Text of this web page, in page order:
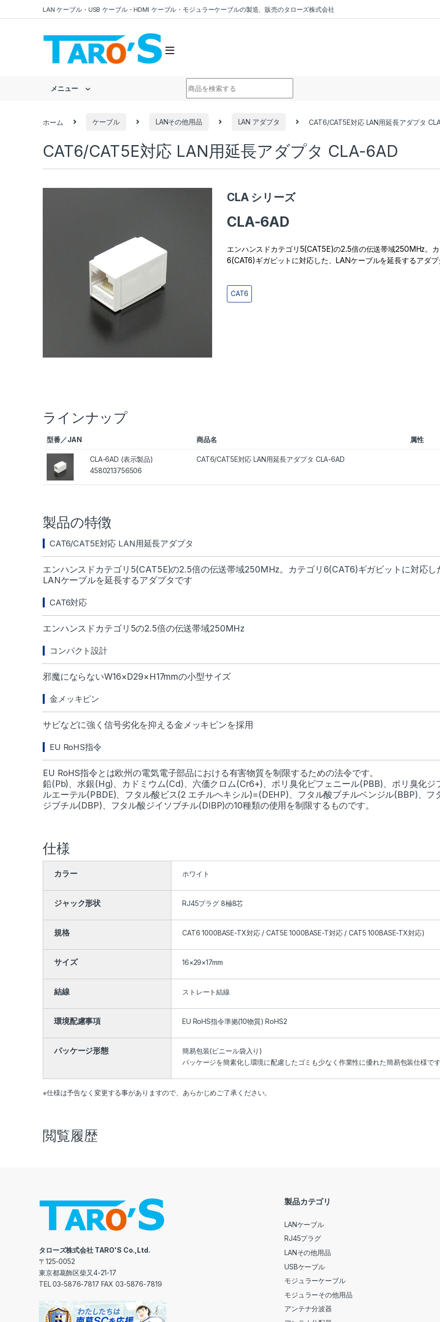
LAN ケーブル・USB ケーブル・HDMI ケーブル・モジュラーケーブルの製造、販売のタローズ株式会社
メニュー
ホーム ケーブル LANその他用品 LAN アダプタ CAT6/CAT5E対応 LAN用延長アダプタ
CAT6/CAT5E対応 LAN用延長アダプタ CLA-6AD
CLA シリーズ
CLA-6AD
エンハンスドカテゴリ5(CAT5E)の2.5倍の伝送帯域250MHz。
6(CAT6)ギガビットに対応した、LANケーブルを延長するアダプ
CAT6
ラインナップ
型番／JAN 商品名 属性
CLA-6AD (表示製品)
4580213756506
CAT6/CAT5E対応 LAN用延長アダプタ CLA-6AD
製品の特徴
CAT6/CAT5E対応 LAN用延長アダプタ
エンハンスドカテゴリ5(CAT5E)の2.5倍の伝送帯域250MHz。カテゴリ6(CAT6)ギガビットに対応し
LANケーブルを延長するアダプタです
CAT6対応
エンハンスドカテゴリ5の2.5倍の伝送帯域250MHz
コンパクト設計
邪魔にならないW16×D29×H17mmの小型サイズ
金メッキピン
サビなどに強く信号劣化を抑える金メッキピンを採用
EU RoHS指令
EU RoHS指令とは欧州の電気電子部品における有害物質を制限するための法令です。
鉛(Pb)、水銀(Hg)、カドミウム(Cd)、六価クロム(Cr6+)、ポリ臭化ビフェニール(PBB)、ポリ臭化ジ
ルエーテル(PBDE)、フタル酸ビス(2 エチルヘキシル)=(DEHP)、フタル酸ブチルベンジル(BBP)、フ
ジブチル(DBP)、フタル酸ジイソブチル(DIBP)の10種類の使用を制限するものです。
仕様
カラー ホワイト
ジャック形状 RJ45プラグ 8極8芯
規格 CAT6 1000BASE-TX対応 / CAT5E 1000BASE-T対応 / CAT5 100BASE-TX対応)
サイズ 16×29×17mm
結線 ストレート結線
環境配慮事項 EU RoHS指令準拠(10物質) RoHS2
パッケージ形態
簡易包装(ビニール袋入り)
パッケージを簡素化し環境に配慮したゴミも少なく作業性に優れた簡易包装仕様で
※仕様は予告なく変更する事がありますので、あらかじめご了承ください。
閲覧履歴
タローズ株式会社 TARO'S Co.,Ltd.
〒125-0052
東京都葛飾区柴又4-21-17
TEL 03-5876-7817 FAX 03-5876-7819
製品カテゴリ
LANケーブル
RJ45プラグ
LANその他用品
USBケーブル
モジュラーケーブル
モジュラーその他用品
アンテナ分波器